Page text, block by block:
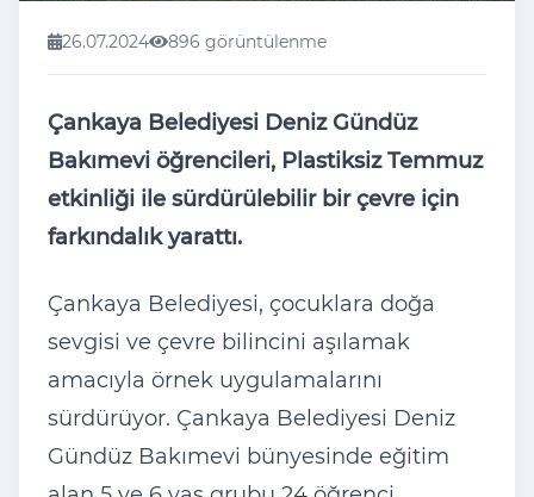
26.07.2024 896 görüntülenme
Çankaya Belediyesi Deniz Gündüz
Bakımevi öğrencileri, Plastiksiz Temmuz
etkinliği ile sürdürülebilir bir çevre için
farkındalık yarattı.
Çankaya Belediyesi, çocuklara doğa
sevgisi ve çevre bilincini aşılamak
amacıyla örnek uygulamalarını
sürdürüyor. Çankaya Belediyesi Deniz
Gündüz Bakımevi bünyesinde eğitim